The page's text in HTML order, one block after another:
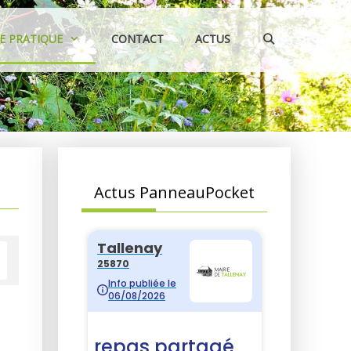
PRATIQUE CONTACT ACTUS
Actus PanneauPocket